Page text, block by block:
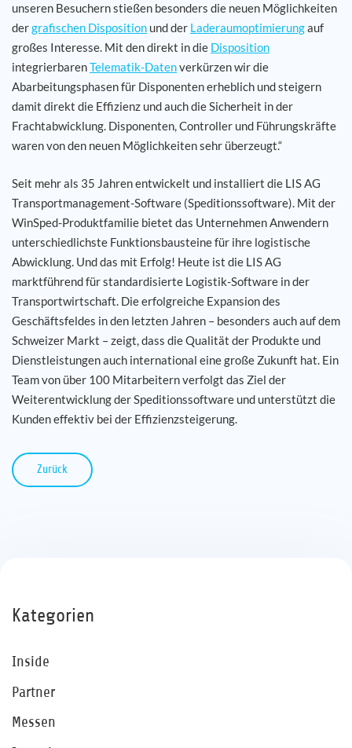
unseren Besuchern stießen besonders die neuen Möglichkeiten
dergrafischen Disposition und der Laderaumoptimierungauf
großes Interesse. Mit den direkt in die Disposition
integrierbarenTelematik-Datenverkürzen wir die
Abarbeitungsphasen für Disponenten erheblich und steigern
damit direkt die Effizienz und auch die Sicherheit in der
Frachtabwicklung. Disponenten, Controller und Führungskräfte
waren von den neuen Möglichkeiten sehr überzeugt.“
Seit mehr als 35 Jahren entwickelt und installiert die LIS AG
Transportmanagement-Software (Speditionssoftware). Mit der
WinSped-Produktfamilie bietet das Unternehmen Anwendern
unterschiedlichste Funktionsbausteine für ihre logistische
Abwicklung. Und das mit Erfolg! Heute ist die LIS AG
marktführend für standardisierte Logistik-Software in der
Transportwirtschaft. Die erfolgreiche Expansion des
Geschäftsfeldes in den letzten Jahren – besonders auch auf dem
Schweizer Markt – zeigt, dass die Qualität der Produkte und
Dienstleistungen auch international eine große Zukunft hat. Ein
Team von über 100 Mitarbeitern verfolgt das Ziel der
Weiterentwicklung der Speditionssoftware und unterstützt die
Kunden effektiv bei der Effizienzsteigerung.
Zurück
Kategorien
Inside
Partner
Messen